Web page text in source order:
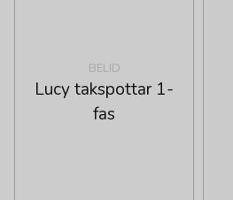
BELID
Lucy takspottar 1-
fas